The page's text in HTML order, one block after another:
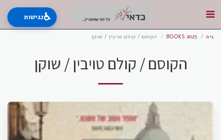
בית BOOKS 2023 הקוסם / קולם טויבין / שוקן
הקוסם / קולם טויבין / שוקן
♿נגישות